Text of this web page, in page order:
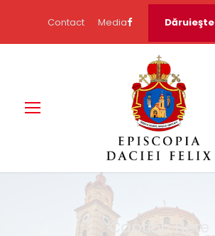
Contact Media Dăruieşte
Caption Here